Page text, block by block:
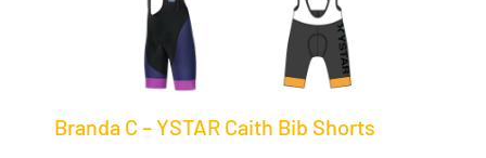
Branda C – YSTAR Caith Bib Shorts